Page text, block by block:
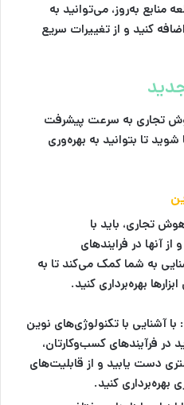
به‌روز، می‌توانید به
کنید و از تغییرات سریع
تجاری به سرعت پیشرفت
تا بتوانید به بهره‌وری
تجاری، باید با
آنها در فرایندهای
به شما کمک می‌کند تا به
بهره‌برداری کنید.
: با آشنایی با تکنولوژی‌های نوین
در فرآیندهای کسب‌وکارتان،
دست یابید و از قابلیت‌های
کنید.